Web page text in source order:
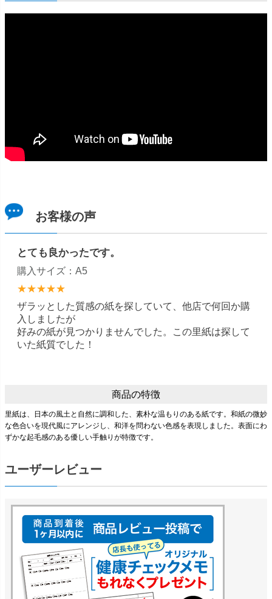
お客様の声
とても良かったです。
購入サイズ：A5
★★★★★
ザラッとした質感の紙を探していて、他店で何回か購
入しましたが
好みの紙が見つかりませんでした。この里紙は探して
いた紙質でした！
商品の特徴
里紙は、日本の風土と自然に調和した、素朴な温もりのある紙です。和紙の微妙
な色合いを現代風にアレンジし、和洋を問わない色感を表現しました。表面にわ
ずかな起毛感のある優しい手触りが特徴です。
ユーザーレビュー